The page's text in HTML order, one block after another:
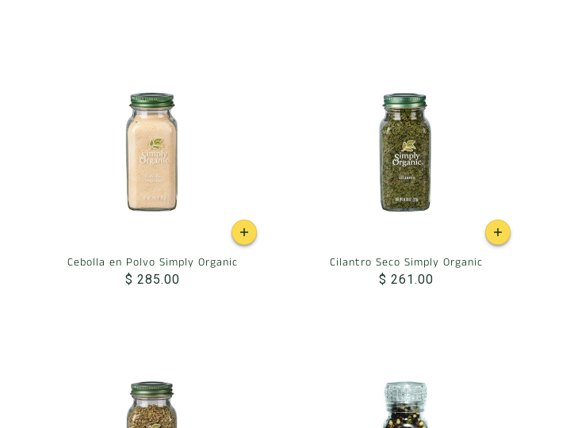
Cebolla en Polvo Simply Organic
$ 285.00
Cilantro Seco Simply Organic
$ 261.00